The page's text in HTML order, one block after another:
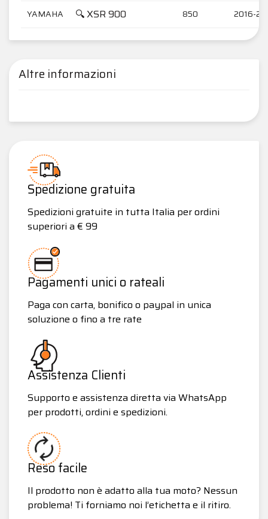
YAMAHA 🔍 XSR 900 850 2016-
Altre informazioni
Spedizione gratuita
Spedizioni gratuite in tutta Italia per ordini
superiori a € 99
Pagamenti unici o rateali
Paga con carta, bonifico o paypal in unica
soluzione o fino a tre rate
Assistenza Clienti
Supporto e assistenza diretta via WhatsApp
per prodotti, ordini e spedizioni.
Reso facile
Il prodotto non è adatto alla tua moto? Nessun
problema! Ti forniamo noi l’etichetta e il ritiro.